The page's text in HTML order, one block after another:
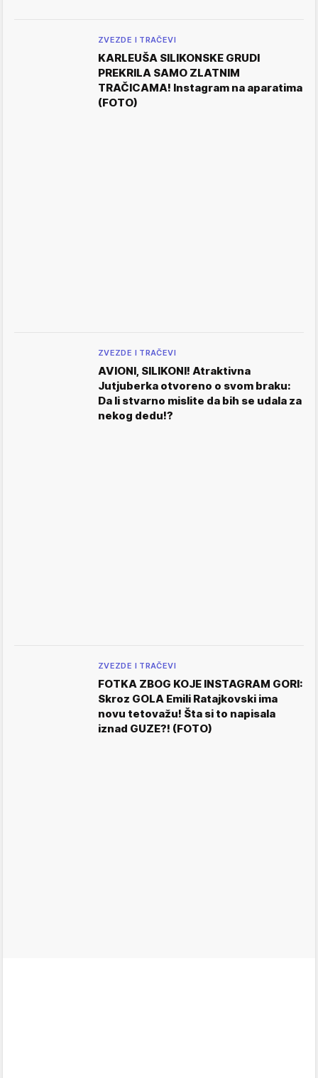
ZVEZDE I TRAČEVI
KARLEUŠA SILIKONSKE GRUDI
PREKRILA SAMO ZLATNIM
TRAČICAMA! Instagram na aparatima
(FOTO)
ZVEZDE I TRAČEVI
AVIONI, SILIKONI! Atraktivna
Jutjuberka otvoreno o svom braku:
Da li stvarno mislite da bih se udala za
nekog dedu!?
ZVEZDE I TRAČEVI
FOTKA ZBOG KOJE INSTAGRAM GORI:
Skroz GOLA Emili Ratajkovski ima
novu tetovažu! Šta si to napisala
iznad GUZE?! (FOTO)